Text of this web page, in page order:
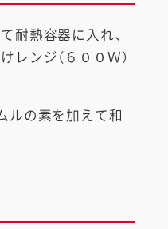
耐熱容器に入れ、
レンジ（６００Ｗ）
ルの素を加えて和